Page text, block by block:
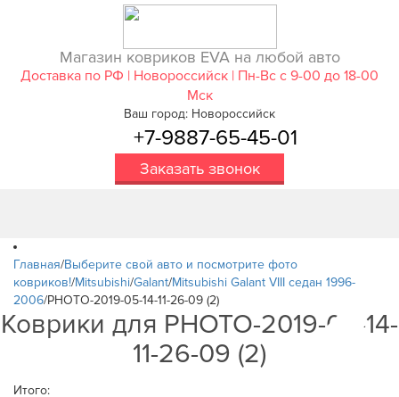
Магазин ковриков EVA ​на любой авто
Доставка по РФ | Новороссийск | Пн-Вс с 9-00 до 18-00
Мск
Ваш город: Новороссийск
+7-9887-65-45-01
Заказать звонок
Главная/Выберите свой авто и посмотрите фото
ковриков!/Mitsubishi/Galant/Mitsubishi Galant VIII седан 1996-
2006/PHOTO-2019-05-14-11-26-09 (2)
Коврики для PHOTO-2019-05-14-
11-26-09 (2)
Итого: